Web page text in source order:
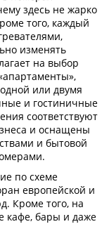
здесь не жарко
того, каждый
изменять
на выбор
или двумя
и гостиничные
соответствуют
и оснащены
и бытовой
по схеме
европейской и
Кроме того, на
кафе, бары и даже